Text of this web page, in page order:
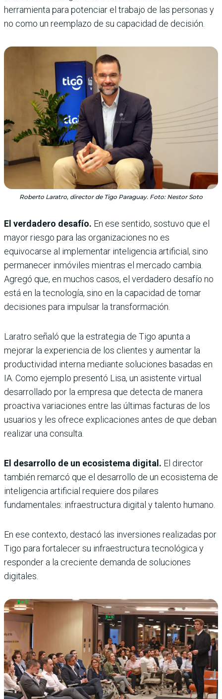
herramienta para potenciar el trabajo de las personas y
no como un reemplazo de su capacidad de decisión.
Roberto Laratro, director de Tigo Paraguay. Foto: Nestor Soto
El verdadero desafío. En ese sentido, sostuvo que el
mayor riesgo para las organizaciones no es
equivocarse al implementar inteligencia artificial, sino
permanecer inmóviles mientras el mercado cambia.
Agregó que, en muchos casos, el verdadero desafío no
está en la tecnología, sino en la capacidad de tomar
decisiones para impulsar la transformación.
Laratro señaló que la estrategia de Tigo apunta a
mejorar la experiencia de los clientes y aumentar la
productividad interna mediante soluciones basadas en
IA. Como ejemplo presentó Lisa, un asistente virtual
desarrollado por la empresa que detecta de manera
proactiva variaciones entre las últimas facturas de los
usuarios y les ofrece explicaciones antes de que deban
realizar una consulta.
El desarrollo de un ecosistema digital. El director
también remarcó que el desarrollo de un ecosistema de
inteligencia artificial requiere dos pilares
fundamentales: infraestructura digital y talento humano.
En ese contexto, destacó las inversiones realizadas por
Tigo para fortalecer su infraestructura tecnológica y
responder a la creciente demanda de soluciones
digitales.